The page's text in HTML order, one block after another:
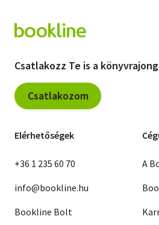
Csatlakozz Te is a
Csatlakozom
Elérhetőségek
+36 1 235 60 70
info@bookline.hu
Bookline Bolt
A